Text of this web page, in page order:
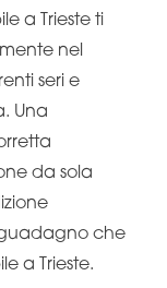
a Trieste ti
nel
seri e
Una
da sola
guadagno che
a Trieste.